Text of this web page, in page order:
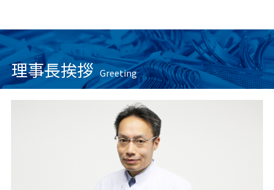
理事長挨拶 Greeting